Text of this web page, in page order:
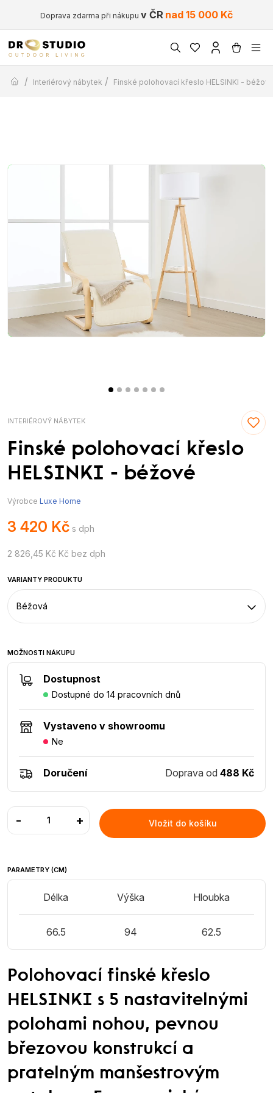
Doprava zdarma při nákupu v ČR nad 15 000 Kč
/ Interiérový nábytek / Finské polohovací křeslo HELSINKI -
INTERIÉROVÝ NÁBYTEK
Finské polohovací křeslo
HELSINKI - béžové
Výrobce Luxe Home
3 420 Kč s dph
2 826,45 Kč Kč bez dph
VARIANTY PRODUKTU
Béžová
MOŽNOSTI NÁKUPU
Dostupnost
Dostupné do 14 pracovních dnů
Vystaveno v showroomu
Ne
Doručení Doprava od 488 Kč
- + Vložit do košíku
PARAMETRY (CM)
Délka
66.5
Výška
94
Hloubka
62.5
Polohovací finské křeslo
HELSINKI s 5 nastavitelnými
polohami nohou, pevnou
březovou konstrukcí a
pratelným manšestrovým